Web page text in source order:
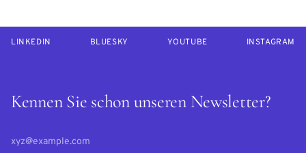
Kennen Sie schon unseren Newsletter?
LINKEDIN BLUESKY YOUTUBE INSTAGRAM